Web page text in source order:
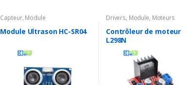
Capteur, Module
Module Ultrason HC-SR04
Drivers, Module, Moteurs
Contrôleur de moteur
L298N